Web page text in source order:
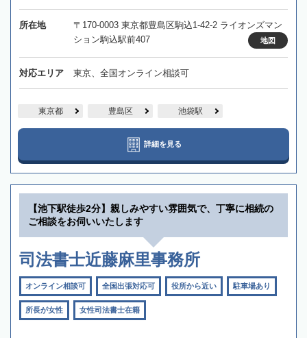
所在地
〒170-0003 東京都豊島区駒込1-42-2 ライオンズマン
ション駒込駅前407
地図
対応エリア 東京、全国オンライン相談可
東京都 豊島区 池袋駅
詳細を見る
【池下駅徒歩2分】親しみやすい雰囲気で、丁寧に相続の
ご相談をお伺いいたします
司法書士近藤麻里事務所
オンライン相談可 全国出張対応可 役所から近い 駐車場あり
所長が女性 女性司法書士在籍